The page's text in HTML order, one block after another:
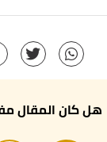
for PTSD? ",
5/2021)," How
هل كان المقال